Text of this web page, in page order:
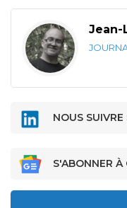
Jean-
NOUS
S'ABONNER